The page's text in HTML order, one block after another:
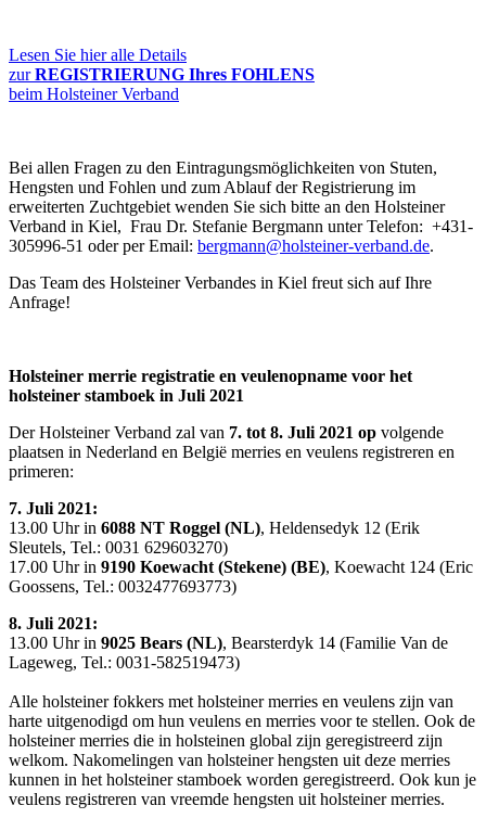
Lesen Sie hier alle Details
zurREGISTRIERUNG Ihres FOHLENS
beim Holsteiner Verband
Bei allen Fragen zu den Eintragungsmöglichkeiten von Stuten,
Hengsten und Fohlen und zum Ablauf der Registrierung im
erweiterten Zuchtgebiet wenden Sie sich bitte an den Holsteiner
Verband in Kiel, Frau Dr. Stefanie Bergmann unter Telefon: +431-
305996-51 oder per Email: bergmann@holsteiner-verband.de.
Das Team des Holsteiner Verbandes in Kiel freut sich auf Ihre
Anfrage!
Holsteiner merrie registratie en veulenopname voor het
holsteiner stamboek in Juli 2021
Der Holsteiner Verband zal van 7. tot 8. Juli 2021 op volgende
plaatsen in Nederland en België merries en veulens registreren en
primeren:
7. Juli 2021:
13.00 Uhr in 6088 NT Roggel (NL), Heldensedyk 12 (Erik
Sleutels, Tel.: 0031 629603270)
17.00 Uhr in 9190 Koewacht (Stekene) (BE), Koewacht 124 (Eric
Goossens, Tel.: 0032477693773)
8. Juli 2021:
13.00 Uhr in 9025 Bears (NL), Bearsterdyk 14 (Familie Van de
Lageweg, Tel.: 0031-582519473)
Alle holsteiner fokkers met holsteiner merries en veulens zijn van
harte uitgenodigd om hun veulens en merries voor te stellen. Ook de
holsteiner merries die in holsteinen global zijn geregistreerd zijn
welkom. Nakomelingen van holsteiner hengsten uit deze merries
kunnen in het holsteiner stamboek worden geregistreerd. Ook kun je
veulens registreren van vreemde hengsten uit holsteiner merries.